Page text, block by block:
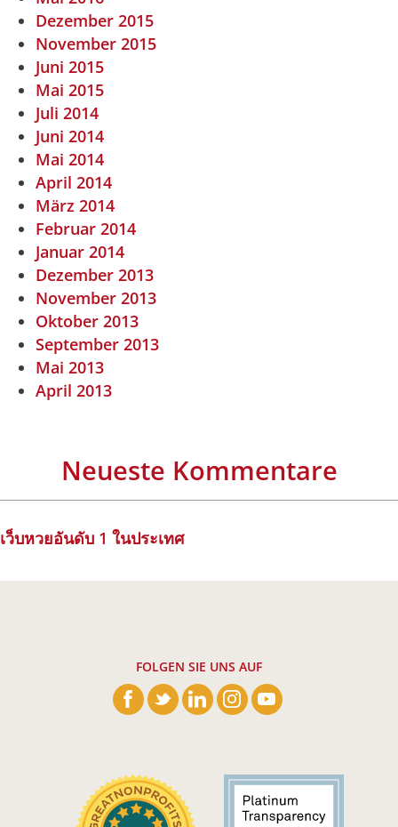
Dezember 2015
November 2015
Juni 2015
Mai 2015
Juli 2014
Juni 2014
Mai 2014
April 2014
März 2014
Februar 2014
Januar 2014
Dezember 2013
November 2013
Oktober 2013
September 2013
Mai 2013
April 2013
Neueste Kommentare
เว็บหวยอันดับ 1 ในประเทศ
FOLGEN SIE UNS AUF